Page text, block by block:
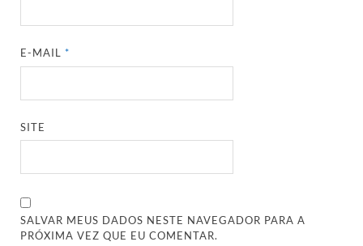
E-MAIL*
SITE
SALVAR MEUS DADOS NESTE NAVEGADOR PARA A
PRÓXIMA VEZ QUE EU COMENTAR.